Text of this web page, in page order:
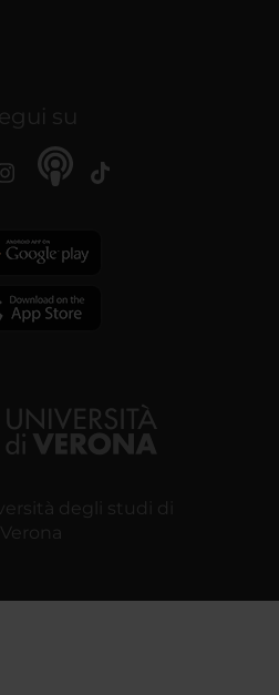
su
degli studi di
Verona